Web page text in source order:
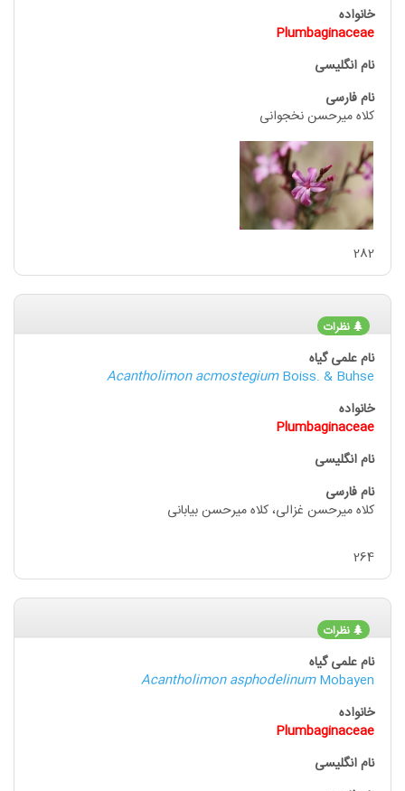
Plumbaginaceae
کلاه میرحسن نخجوانی
282
نظرات
Acantholimon acmostegiumBoiss. & Buhse
Plumbaginaceae
کلاه میرحسن غزالی، کلاه میرحسن بیابانی
264
نظرات
Acantholimon asphodelinumMobayen
Plumbaginaceae